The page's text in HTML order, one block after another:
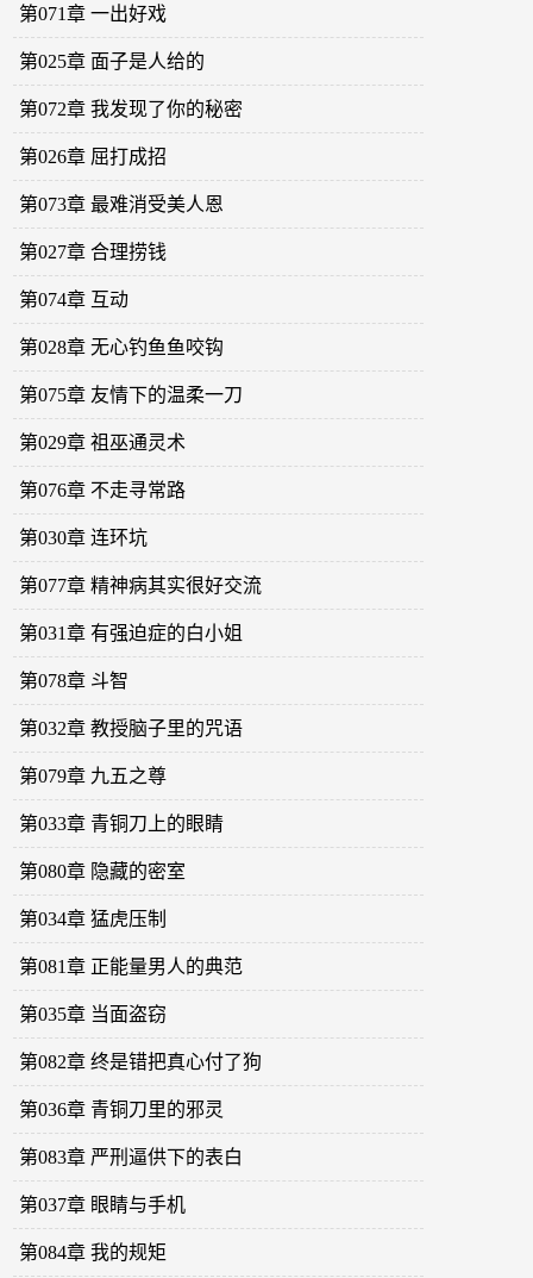
第071章 一出好戏
第025章 面子是人给的
第072章 我发现了你的秘密
第026章 屈打成招
第073章 最难消受美人恩
第027章 合理捞钱
第074章 互动
第028章 无心钓鱼鱼咬钩
第075章 友情下的温柔一刀
第029章 祖巫通灵术
第076章 不走寻常路
第030章 连环坑
第077章 精神病其实很好交流
第031章 有强迫症的白小姐
第078章 斗智
第032章 教授脑子里的咒语
第079章 九五之尊
第033章 青铜刀上的眼睛
第080章 隐藏的密室
第034章 猛虎压制
第081章 正能量男人的典范
第035章 当面盗窃
第082章 终是错把真心付了狗
第036章 青铜刀里的邪灵
第083章 严刑逼供下的表白
第037章 眼睛与手机
第084章 我的规矩